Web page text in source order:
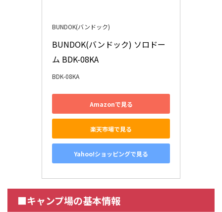
BUNDOK(バンドック)
BUNDOK(バンドック) ソロドー
ム BDK-08KA
BDK-08KA
Amazonで見る
楽天市場で見る
Yahoo!ショッピングで見る
■キャンプ場の基本情報